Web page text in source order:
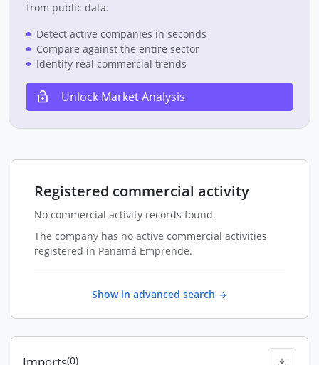
from public data.
Detect active companies in seconds
Compare against the entire sector
Identify real commercial trends
Unlock Market Analysis
Registered commercial activity
No commercial activity records found.
The company has no active commercial activities
registered in Panamá Emprende.
Show in advanced search
(0)